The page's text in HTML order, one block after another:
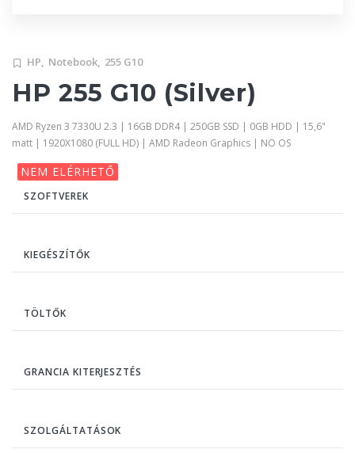
HP, Notebook, 255 G10
HP 255 G10 (Silver)
AMD Ryzen 3 7330U 2.3 | 16GB DDR4 | 250GB SSD | 0GB HDD | 15,6"
matt | 1920X1080 (FULL HD) | AMD Radeon Graphics | NO OS
NEM ELÉRHETŐ
SZOFTVEREK
KIEGÉSZÍTŐK
TÖLTŐK
GRANCIA KITERJESZTÉS
SZOLGÁLTATÁSOK